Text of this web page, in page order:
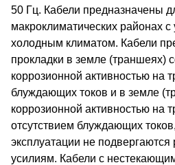
50 Гц. Кабели предназначены
макроклиматических районах
холодным климатом. Кабели
прокладки в земле (траншеях)
коррозионной активностью на
блуждающих токов и в земле
коррозионной активностью на
отсутствием блуждающих
эксплуатации не
усилиям. Кабели с